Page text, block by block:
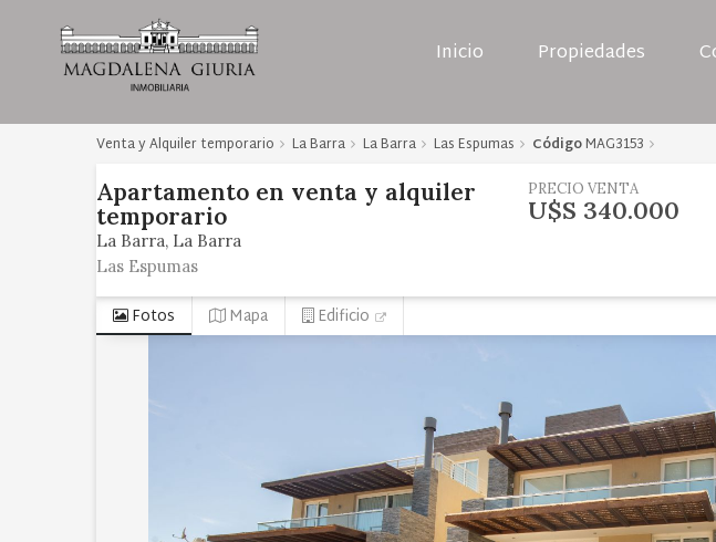
Inicio Propiedades
Venta y Alquiler temporario La Barra La Barra Las Espumas CódigoMAG3153
Apartamento en venta y alquiler
temporario
La Barra La Barra
Las Espumas
PRECIO VENTA
U$S 340.000
Fotos Mapa Edificio